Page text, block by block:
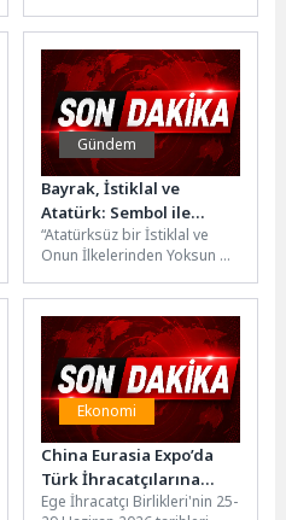
sağlığını tehdit eden kaçak...
Gündem
Bayrak, İstiklal ve
Atatürk: Sembol ile
İlkenin Ayrılmazlığı
“Atatürksüz bir İstiklal ve
Onun İlkelerinden Yoksun Bir
Düşünsel Olarak Mümkün
Değildir”n“Bir...
Ekonomi
China Eurasia Expo’da
Türk İhracatçılarına
Ticaret, Yatırım ve Ortak
Ege İhracatçı Birlikleri'nin 25-